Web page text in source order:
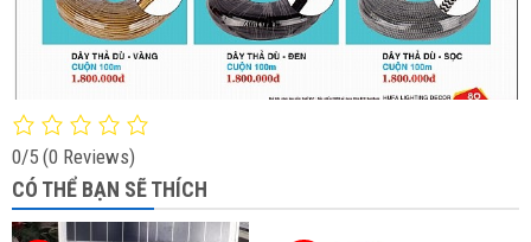
0/5 (0 Reviews)
CÓ THỂ BẠN SẼ THÍCH